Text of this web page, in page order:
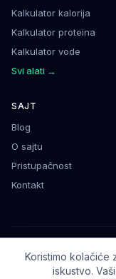
Kalkulator kalorija
Kalkulator proteina
Kalkulator vode
Svi alati →
SAJT
Blog
O sajtu
Pristupačnost
Kontakt
Koristimo kolačiće
iskustvo.